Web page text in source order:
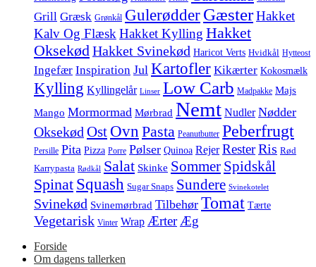
Grill Græsk Grønkål GulerødderGæsterHakket
Kalv Og Flæsk Hakket Kylling Hakket
Oksekød Hakket Svinekød Haricot Verts Hvidkål Hytteost
Ingefær Inspiration Jul Kartofler Kikærter Kokosmælk
Kylling Kyllingelår Linser Low Carb Madpakke Majs
Mango Mormormad Mørbrad Nemt Nudler Nødder
Oksekød Ost Ovn Pasta Peanutbutter Peberfrugt
Persille Pita Pizza Porre Pølser Quinoa Rejer ResterRis Rød
Karrypasta Rødkål Salat Skinke Sommer Spidskål
Spinat Squash Sugar Snaps Sundere Svinekotelet
Svinekød Svinemørbrad Tilbehør Tomat Tærte
Vegetarisk Vinter Wrap Ærter Æg
Forside
Om dagens tallerken